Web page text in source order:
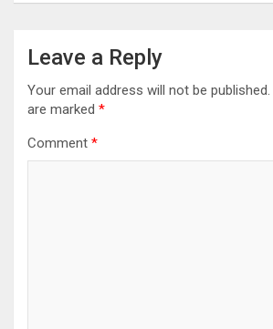
Leave a Reply
Your email address will not be published.
are marked *
Comment *